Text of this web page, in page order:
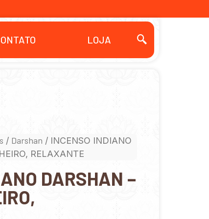
LOJA
/ Darshan / INCENSO INDIANO
RELAXANTE
DARSHAN –